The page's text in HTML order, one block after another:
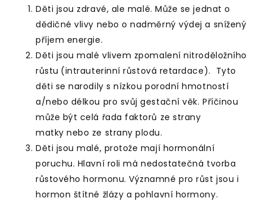
Děti jsou zdravé, ale malé. Může se jednat o
dědičné vlivy nebo o nadměrný výdej a snížený
příjem energie.
Děti jsou malé vlivem zpomalení nitroděložního
růstu (intrauterinní růstová retardace). Tyto
děti se narodily s nízkou porodní hmotností
a/nebo délkou pro svůj gestační věk. Příčinou
může být celá řada faktorů ze strany
matky nebo ze strany plodu.
Děti jsou malé, protože mají hormonální
poruchu. Hlavní roli má nedostatečná tvorba
růstového hormonu. Významné pro růst jsou i
hormon štítné žlázy a pohlavní hormony.